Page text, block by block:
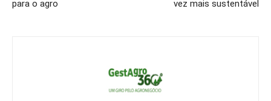
para o agro
vez mais sustentável